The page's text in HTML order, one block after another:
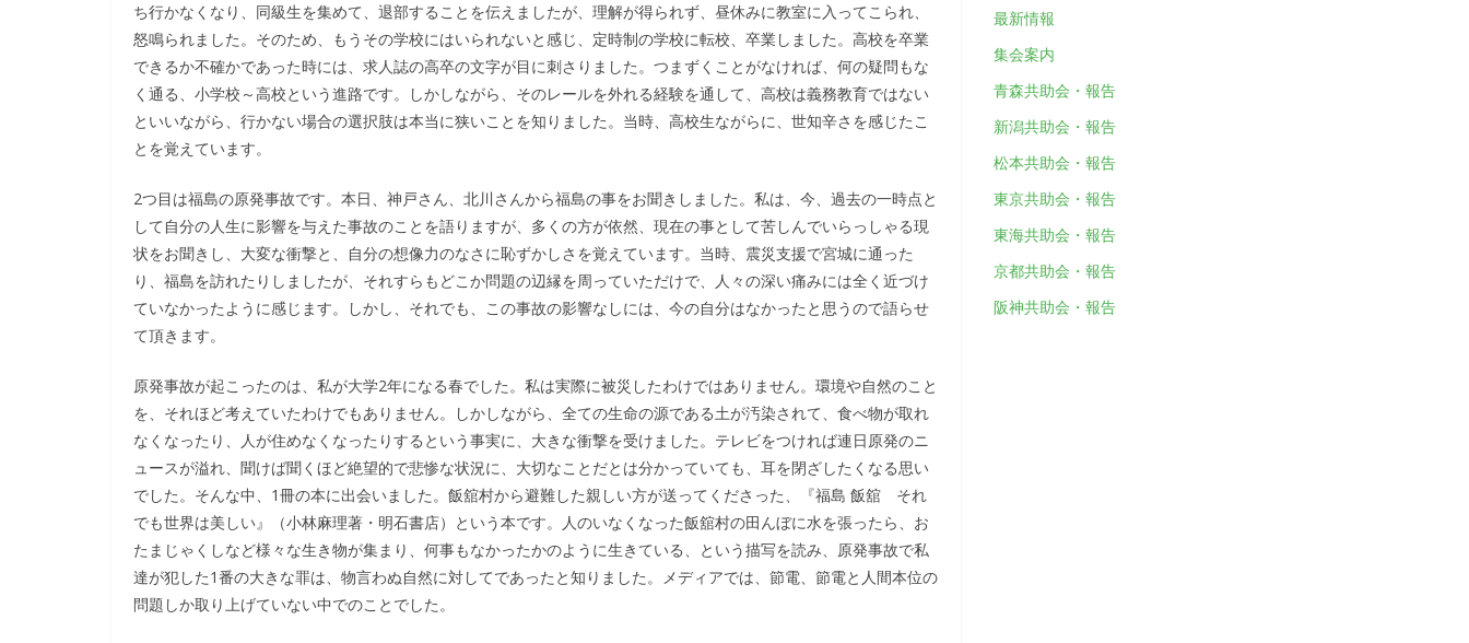
ち行かなくなり、同級生を集めて、退部することを伝えましたが、理解が得られず、昼休みに教室に入ってこられ、
怒鳴られました。そのため、もうその学校にはいられないと感じ、定時制の学校に転校、卒業しました。高校を卒業
できるか不確かであった時には、求人誌の高卒の文字が目に刺さりました。つまずくことがなければ、何の疑問もな
く通る、小学校～高校という進路です。しかしながら、そのレールを外れる経験を通して、高校は義務教育ではない
といいながら、行かない場合の選択肢は本当に狭いことを知りました。当時、高校生ながらに、世知辛さを感じたこ
とを覚えています。
2つ目は福島の原発事故です。本日、神戸さん、北川さんから福島の事をお聞きしました。私は、今、過去の一時点と
して自分の人生に影響を与えた事故のことを語りますが、多くの方が依然、現在の事として苦しんでいらっしゃる現
状をお聞きし、大変な衝撃と、自分の想像力のなさに恥ずかしさを覚えています。当時、震災支援で宮城に通った
り、福島を訪れたりしましたが、それすらもどこか問題の辺縁を周っていただけで、人々の深い痛みには全く近づけ
ていなかったように感じます。しかし、それでも、この事故の影響なしには、今の自分はなかったと思うので語らせ
て頂きます。
原発事故が起こったのは、私が大学2年になる春でした。私は実際に被災したわけではありません。環境や自然のこと
を、それほど考えていたわけでもありません。しかしながら、全ての生命の源である土が汚染されて、食べ物が取れ
なくなったり、人が住めなくなったりするという事実に、大きな衝撃を受けました。テレビをつければ連日原発のニ
ュースが溢れ、聞けば聞くほど絶望的で悲惨な状況に、大切なことだとは分かっていても、耳を閉ざしたくなる思い
でした。そんな中、1冊の本に出会いました。飯舘村から避難した親しい方が送ってくださった、『福島 飯舘 それ
でも世界は美しい』（小林麻理著・明石書店）という本です。人のいなくなった飯舘村の田んぼに水を張ったら、お
たまじゃくしなど様々な生き物が集まり、何事もなかったかのように生きている、という描写を読み、原発事故で私
達が犯した1番の大きな罪は、物言わぬ自然に対してであったと知りました。メディアでは、節電、節電と人間本位の
問題しか取り上げていない中でのことでした。
最新情報
集会案内
青森共助会・報告
新潟共助会・報告
松本共助会・報告
東京共助会・報告
東海共助会・報告
京都共助会・報告
阪神共助会・報告